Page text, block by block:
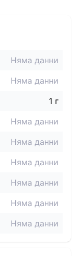
Няма данни
Няма данни
1 г
Няма данни
Няма данни
Няма данни
Няма данни
Няма данни
Няма данни